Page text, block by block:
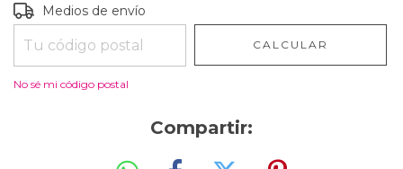
Entregas para el CP:
Medios de envío
CALCULAR
No sé mi código postal
Compartir: